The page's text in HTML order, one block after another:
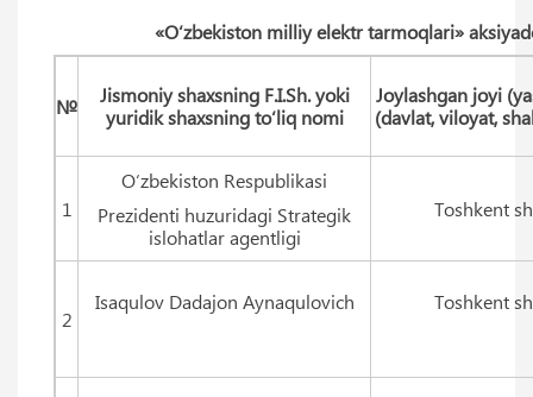
«O‘zbekiston milliy elektr tarmoqlari»
№
Jismoniy shaxsning F.I.Sh. yoki
yuridik shaxsning to‘liq nomi
Joylashgan joyi
(davlat, viloyat,
1
O‘zbekiston Respublikasi
Prezidenti huzuridagi Strategik
islohatlar agentligi
Toshkent
2
Isaqulov Dadajon Aynaqulovich Toshkent